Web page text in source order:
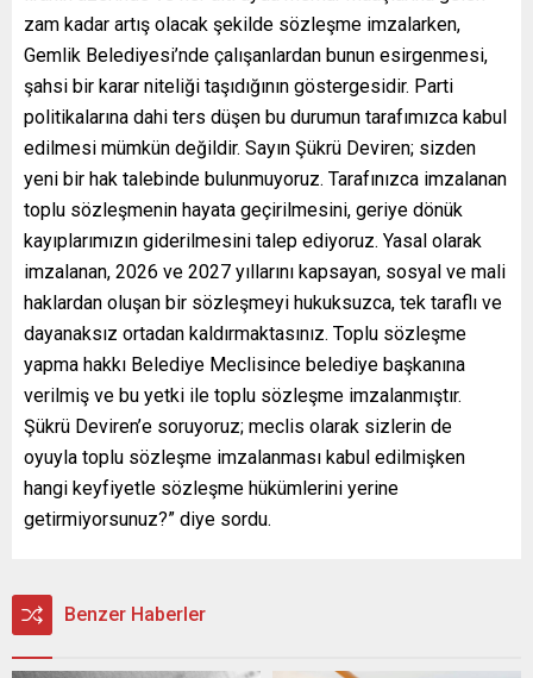
zam kadar artış olacak şekilde sözleşme imzalarken,
Gemlik Belediyesi’nde çalışanlardan bunun esirgenmesi,
şahsi bir karar niteliği taşıdığının göstergesidir. Parti
politikalarına dahi ters düşen bu durumun tarafımızca kabul
edilmesi mümkün değildir. Sayın Şükrü Deviren; sizden
yeni bir hak talebinde bulunmuyoruz. Tarafınızca imzalanan
toplu sözleşmenin hayata geçirilmesini, geriye dönük
kayıplarımızın giderilmesini talep ediyoruz. Yasal olarak
imzalanan, 2026 ve 2027 yıllarını kapsayan, sosyal ve mali
haklardan oluşan bir sözleşmeyi hukuksuzca, tek taraflı ve
dayanaksız ortadan kaldırmaktasınız. Toplu sözleşme
yapma hakkı Belediye Meclisince belediye başkanına
verilmiş ve bu yetki ile toplu sözleşme imzalanmıştır.
Şükrü Deviren’e soruyoruz; meclis olarak sizlerin de
oyuyla toplu sözleşme imzalanması kabul edilmişken
hangi keyfiyetle sözleşme hükümlerini yerine
getirmiyorsunuz?” diye sordu.
Benzer Haberler